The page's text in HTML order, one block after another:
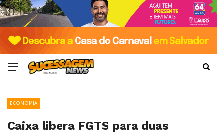
ECONOMIA
Caixa libera FGTS para duas